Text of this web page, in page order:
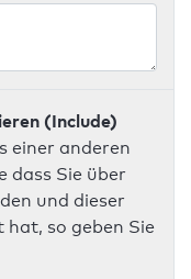
(Include)
einer anderen
dass Sie über
und dieser
so geben Sie